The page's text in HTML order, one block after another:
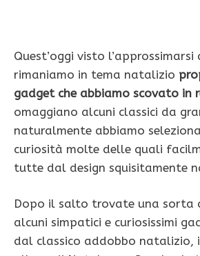
Quest’oggi visto
rimaniamo in tema natalizio
gadget che abbiamo scovato in
omaggiano alcuni classici da
naturalmente abbiamo
curiosità molte delle quali
tutte dal design squisitamente
Dopo il salto trovate una sorta
alcuni simpatici e curiosissimi
dal classico addobbo natalizio,